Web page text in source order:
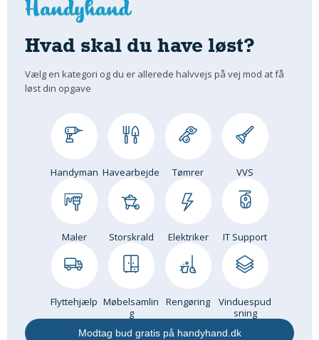
Hvad skal du have løst?
Vælg en kategori og du er allerede halvvejs på vej mod at få
løst din opgave
Handyman Havearbejde Tømrer VVS
Maler Storskrald Elektriker IT Support
Flyttehjælp Møbelsamlin
g
Rengøring
Vinduespud
sning
Modtag bud gratis på handyhand.dk